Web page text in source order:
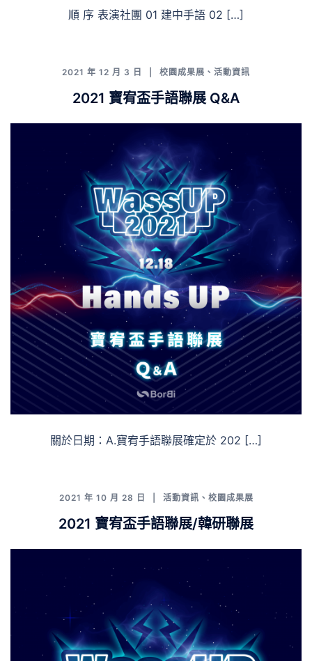
順 序 表演社團 01 建中手語 02 […]
2021 年 12 月 3 日 校園成果展 、 活動資訊
2021 寶宥盃手語聯展 Q&A
關於日期：A.寶宥手語聯展確定於 202 […]
2021 年 10 月 28 日 活動資訊 、 校園成果展
2021 寶宥盃手語聯展/韓研聯展